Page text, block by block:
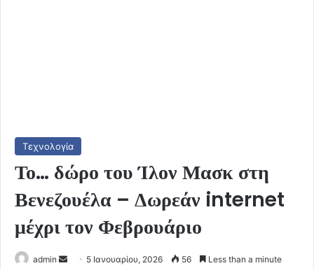
Τεχνολογία
Το… δώρο του Ίλον Μασκ στη
Βενεζουέλα – Δωρεάν internet
μέχρι τον Φεβρουάριο
admin
Send 5 Ιανουαρίου, 2026 56 Less than a minute